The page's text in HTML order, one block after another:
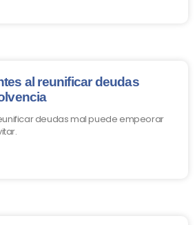
al reunificar deudas
deudas mal puede empeorar